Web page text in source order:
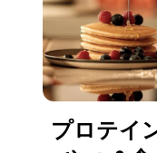
プロテイ